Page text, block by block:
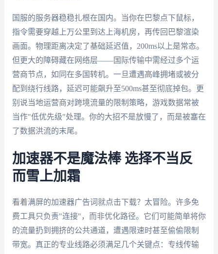
国服的服务器稳稳扎根在国内。当你在巴黎点下鼠标，
指令需要穿越上万公里到达上海机房，再传回巴黎渲染
画面。物理距离决定了基础延迟值，200ms以上是常态。
但更大的障碍藏在网络层——国际传输中需经过多个运
营商节点，如同在多国转机。一旦遭遇高峰拥堵或被分
配到绕行线路，延迟可能飙升至500ms甚至彻底掉包。更
别说当地运营商对跨境流量的限制策略，游戏数据常被
当作"低优先级"处理。你的大招不是放慢了，而是被塞在
了数据洪流的末尾。
加速器不是魔法棒 选择不当反
而雪上加霜
看着满屏的加速器广告词就点击下载？太冒险。许多免
费工具只负责"连接"，而非优化路径。它们可能简单将你
的流量扔到拥挤的公共通道，遭遇限速时甚至偷偷限制
带宽。真正的专业线路必须满足几个关键点：专线传输